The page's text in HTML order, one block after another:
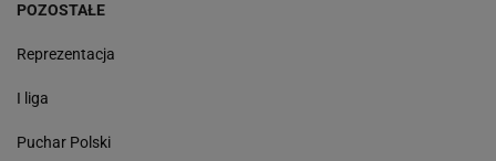
POZOSTAŁE
Reprezentacja
I liga
Puchar Polski